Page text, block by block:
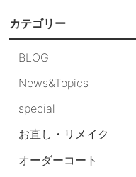
カテゴリー
BLOG
News&Topics
special
お直し・リメイク
オーダーコート